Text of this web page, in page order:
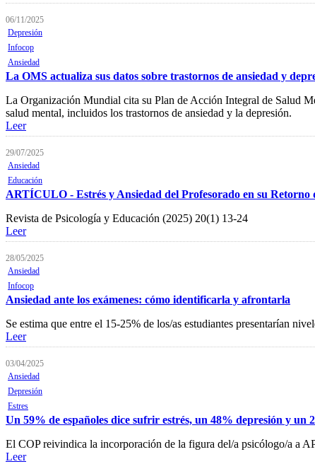
06/11/2025
Depresión
Infocop
Ansiedad
La OMS actualiza sus datos sobre trastornos de ansiedad y
La Organización Mundial cita su Plan de Acción Integral de Salud
salud mental, incluidos los trastornos de ansiedad y la depresión.
Leer
29/07/2025
Ansiedad
Educación
ARTÍCULO - Estrés y Ansiedad del Profesorado en su
Revista de Psicología y Educación (2025) 20(1) 13-24
Leer
28/05/2025
Ansiedad
Infocop
Ansiedad ante los exámenes: cómo identificarla y afrontarla
Se estima que entre el 15-25% de los/as estudiantes presentarían
Leer
03/04/2025
Ansiedad
Depresión
Estres
Un 59% de españoles dice sufrir estrés, un 48% depresión y un
El COP reivindica la incorporación de la figura del/a psicólogo/a a
Leer